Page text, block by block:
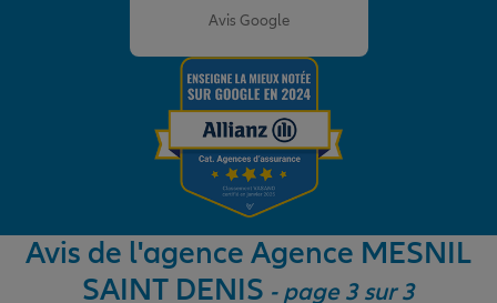
Préparer l’avenir
Garantie des accidents de la vie
Avis Google
Avis de l'agence Agence MESNIL
SAINT DENIS - page 3 sur 3